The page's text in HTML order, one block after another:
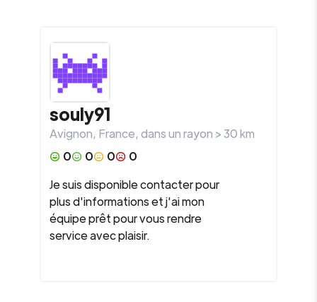
souly91
Avignon, France, dans un rayon >30km
0
0 0
0
Je suis disponible contacter pour
plus d'informations et j'ai mon
équipe prêt pour vous rendre
service avec plaisir.